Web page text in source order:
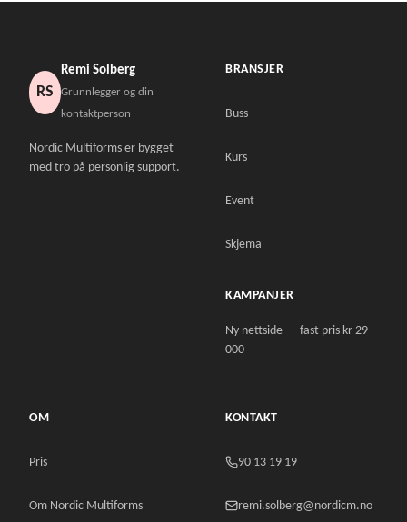
RS
Remi Solberg
Grunnlegger og din
kontaktperson
Nordic Multiforms er bygget
med tro på personlig support.
BRANSJER
Buss
Kurs
Event
Skjema
KAMPANJER
Ny nettside — fast pris kr 29
000
OM
Pris
Om Nordic Multiforms
KONTAKT
90 13 19 19
remi.solberg@nordicm.no